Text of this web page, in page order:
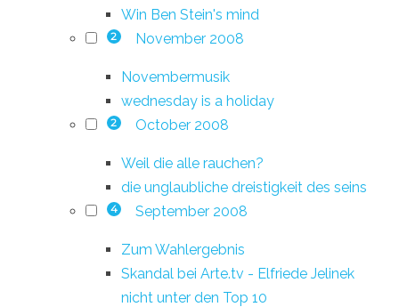
Win Ben Stein's mind
2 November 2008
Novembermusik
wednesday is a holiday
2 October 2008
Weil die alle rauchen?
die unglaubliche dreistigkeit des seins
4 September 2008
Zum Wahlergebnis
Skandal bei Arte.tv - Elfriede Jelinek
nicht unter den Top 10